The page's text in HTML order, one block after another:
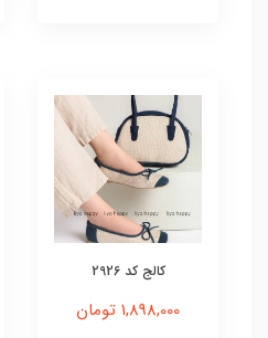
کالج کد 2926
1,898,000 تومان